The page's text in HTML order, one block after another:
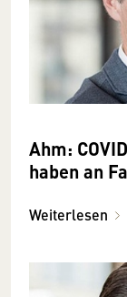
Ahm:
haben an
Weiterlesen